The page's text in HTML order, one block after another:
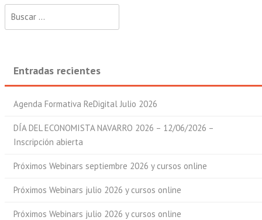
Entradas recientes
Agenda Formativa ReDigital Julio 2026
DÍA DEL ECONOMISTA NAVARRO 2026 – 12/06/2026 –
Inscripción abierta
Próximos Webinars septiembre 2026 y cursos online
Próximos Webinars julio 2026 y cursos online
Próximos Webinars julio 2026 y cursos online